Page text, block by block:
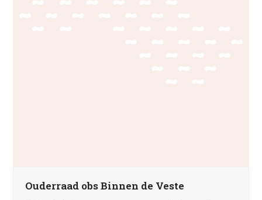
Ouderraad obs Binnen de Veste